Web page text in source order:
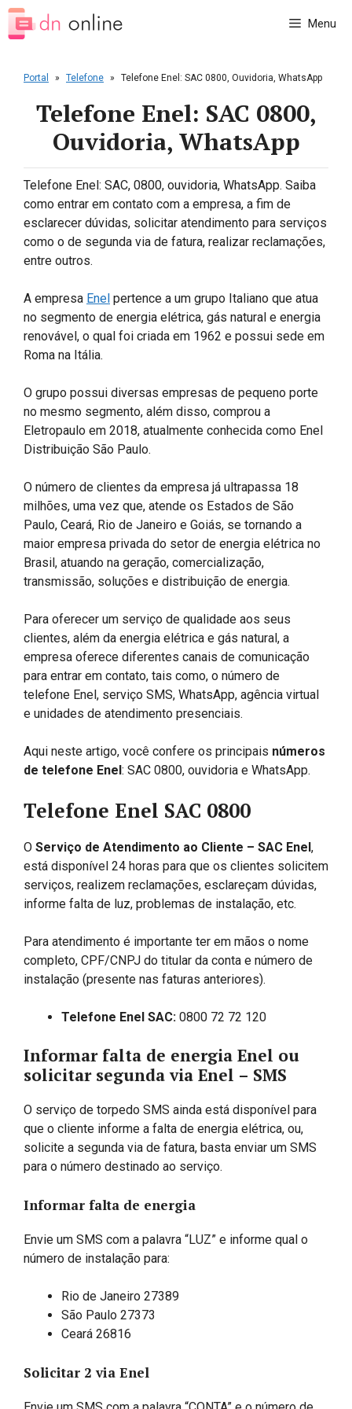
Pular
para
Menu
Portal » Telefone » Telefone Enel: SAC 0800, Ouvidoria, WhatsApp
Telefone Enel: SAC 0800,
Ouvidoria, WhatsApp
Telefone Enel: SAC, 0800, ouvidoria, WhatsApp. Saiba
como entrar em contato com a empresa, a fim de
esclarecer dúvidas, solicitar atendimento para serviços
como o de segunda via de fatura, realizar reclamações,
entre outros.
A empresa Enel pertence a um grupo Italiano que atua
no segmento de energia elétrica, gás natural e energia
renovável, o qual foi criada em 1962 e possui sede em
Roma na Itália.
O grupo possui diversas empresas de pequeno porte
no mesmo segmento, além disso, comprou a
Eletropaulo em 2018, atualmente conhecida como Enel
Distribuição São Paulo.
O número de clientes da empresa já ultrapassa 18
milhões, uma vez que, atende os Estados de São
Paulo, Ceará, Rio de Janeiro e Goiás, se tornando a
maior empresa privada do setor de energia elétrica no
Brasil, atuando na geração, comercialização,
transmissão, soluções e distribuição de energia.
Para oferecer um serviço de qualidade aos seus
clientes, além da energia elétrica e gás natural, a
empresa oferece diferentes canais de comunicação
para entrar em contato, tais como, o número de
telefone Enel, serviço SMS, WhatsApp, agência virtual
e unidades de atendimento presenciais.
Aqui neste artigo, você confere os principais números
de telefone Enel: SAC 0800, ouvidoria e WhatsApp.
Telefone Enel SAC 0800
O Serviço de Atendimento ao Cliente – SAC Enel,
está disponível 24 horas para que os clientes solicitem
serviços, realizem reclamações, esclareçam dúvidas,
informe falta de luz, problemas de instalação, etc.
Para atendimento é importante ter em mãos o nome
completo, CPF/CNPJ do titular da conta e número de
instalação (presente nas faturas anteriores).
Telefone Enel SAC: 0800 72 72 120
Informar falta de energia Enel ou
solicitar segunda via Enel – SMS
O serviço de torpedo SMS ainda está disponível para
que o cliente informe a falta de energia elétrica, ou,
solicite a segunda via de fatura, basta enviar um SMS
para o número destinado ao serviço.
Informar falta de energia
Envie um SMS com a palavra “LUZ” e informe qual o
número de instalação para:
Rio de Janeiro 27389
​São Paulo 27373
Ceará 26816
Solicitar 2 via Enel